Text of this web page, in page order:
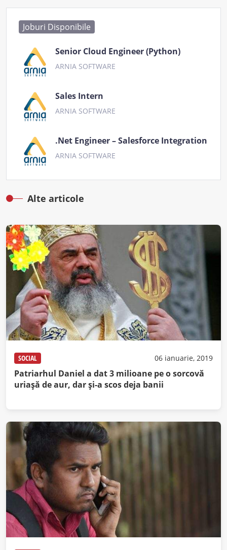
Joburi Disponibile
Senior Cloud Engineer (Python)
ARNIA SOFTWARE
Sales Intern
ARNIA SOFTWARE
.Net Engineer – Salesforce Integration
ARNIA SOFTWARE
Alte articole
SOCIAL 06 ianuarie, 2019
Patriarhul Daniel a dat 3 milioane pe o sorcovă
uriaşă de aur, dar şi-a scos deja banii